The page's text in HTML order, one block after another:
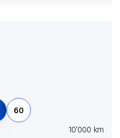
60
10'000 km